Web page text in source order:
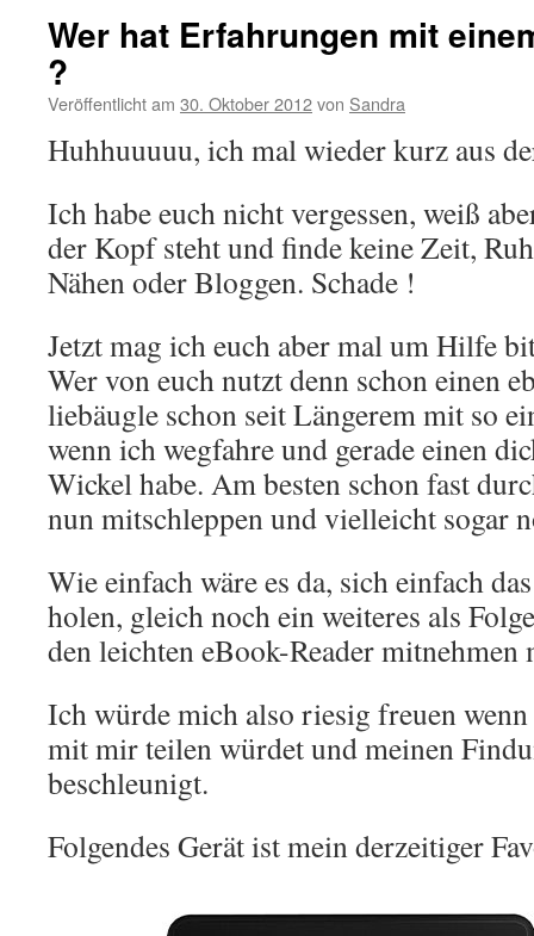
Wer hat Erfahrungen mit
?
Veröffentlicht am 30. Oktober 2012von Sandra
Huhhuuuuu, ich mal wieder kurz aus
Ich habe euch nicht vergessen, weiß
der Kopf steht und finde keine Zeit,
Nähen oder Bloggen. Schade !
Jetzt mag ich euch aber mal um Hilfe
Wer von euch nutzt denn schon einen
liebäugle schon seit Längerem mit so
wenn ich wegfahre und gerade einen
Wickel habe. Am besten schon fast
nun mitschleppen und vielleicht sogar
Wie einfach wäre es da, sich einfach
holen, gleich noch ein weiteres als
den leichten eBook-Reader mitnehmen
Ich würde mich also riesig freuen
mit mir teilen würdet und meinen
beschleunigt.
Folgendes Gerät ist mein derzeitiger